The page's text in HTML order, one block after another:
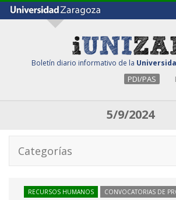
Boletín diario informativo de la
PDI/PAS
5/9/2024
Categorías
RECURSOS HUMANOS CONVOCATORIAS DE